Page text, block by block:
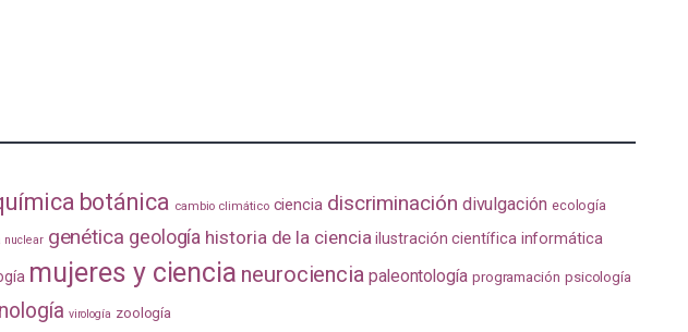
botánica cambio climático ciencia discriminación divulgación ecología
nuclear genética geología historia de la ciencia ilustración científica informática
mujeres y ciencia neurociencia paleontología programación psicología
virología zoología